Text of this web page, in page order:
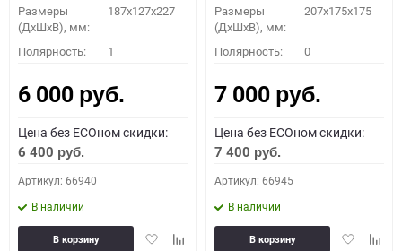
Размеры
(ДхШхВ), мм:
187x127x227
Полярность: 1
6 000 руб.
Цена без ECOном скидки:
6 400 руб.
Артикул: 66940
В наличии
ДобавитьДобавить
В корзину
Размеры
(ДхШхВ), мм:
207x175x175
Полярность: 0
7 000 руб.
Цена без ECOном скидки:
7 400 руб.
Артикул: 66945
В наличии
Добавить
В корзину